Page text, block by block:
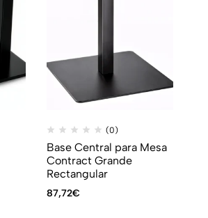
(0)
Base Central para Mesa
Contract Grande
Rectangular
87,72€